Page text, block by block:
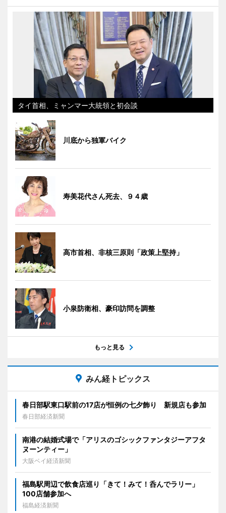
タイ首相、ミャンマー大統領と初会談
川底から独軍バイク
寿美花代さん死去、９４歳
高市首相、非核三原則「政策上堅持」
小泉防衛相、豪印訪問を調整
もっと見る
みん経トピックス
春日部駅東口駅前の17店が恒例の七夕飾り 新規店も参加
春日部経済新聞
南港の結婚式場で「アリスのゴシックファンタジーアフタ
ヌーンティー」
大阪ベイ経済新聞
福島駅周辺で飲食店巡り「きて！みて！呑んでラリー」
100店舗参加へ
福島経済新聞